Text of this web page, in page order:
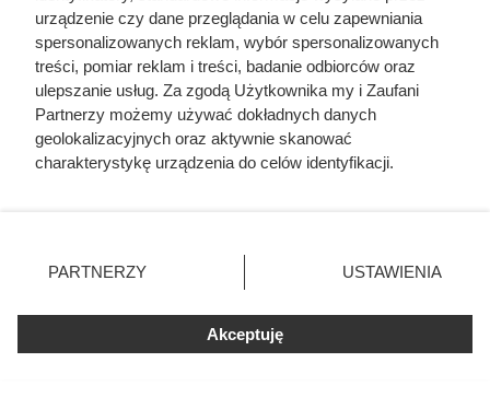
Tylko analiza próbek wody
potwierdzi obecność tych
zanieczyszczeń
azotyny mogą trafiać do warstw wodonośnych między
innymi ze spływami z nawożonych pól, gnojowicy oraz
nieszczelnych zbiorników na ścieki. Dopuszczalne
stężenie azotanów wynosi 50 mg/l, natomiast azotynów 0,5
urządzenie czy dane przeglądania w celu zapewniania
spersonalizowanych reklam, wybór spersonalizowanych
treści, pomiar reklam i treści, badanie odbiorców oraz
ulepszanie usług. Za zgodą Użytkownika my i Zaufani
Partnerzy możemy używać dokładnych danych
geolokalizacyjnych oraz aktywnie skanować
charakterystykę urządzenia do celów identyfikacji.
zmienić/wycofać klikając przycisk ustawień prywatności
znajdujący się w lewym dolnym rogu strony. Niektóre
użytkownika, ale masz prawo sprzeciwić się takiemu
przetwarzaniu. Preferencje będą miały zastosowania tylko
PARTNERZY USTAWIENIA
Akceptuję